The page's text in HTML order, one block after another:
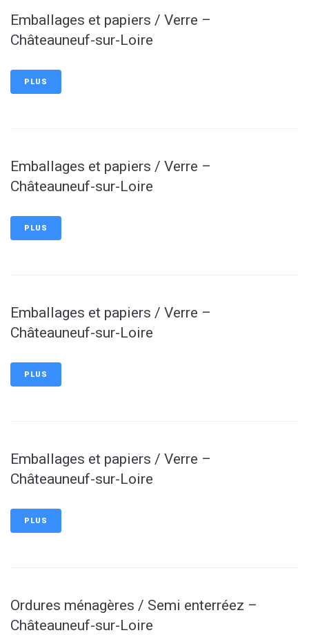
Emballages et papiers / Verre –
Châteauneuf-sur-Loire
PLUS
Emballages et papiers / Verre –
Châteauneuf-sur-Loire
PLUS
Emballages et papiers / Verre –
Châteauneuf-sur-Loire
PLUS
Emballages et papiers / Verre –
Châteauneuf-sur-Loire
PLUS
Ordures ménagères / Semi enterréez –
Châteauneuf-sur-Loire